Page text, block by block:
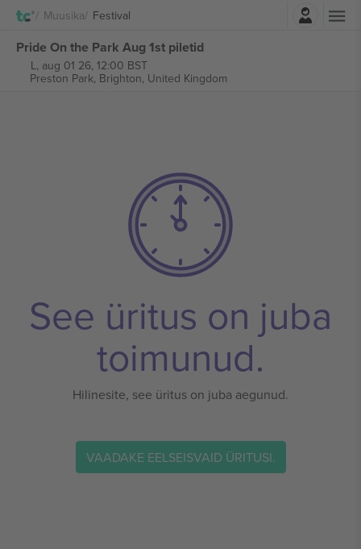
Muusika Festival
Pride On the Park Aug 1st piletid
L, aug 01 26, 12:00 BST
Preston Park, Brighton, United Kingdom
See üritus on juba
toimunud.
Hilinesite, see üritus on juba aegunud.
VAADAKE EELSEISVAID ÜRITUSI.